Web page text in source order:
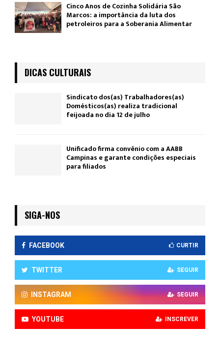
Cinco Anos de Cozinha Solidária São
Marcos: a importância da luta dos
petroleiros para a Soberania Alimentar
DICAS CULTURAIS
Sindicato dos(as) Trabalhadores(as)
Domésticos(as) realiza tradicional
feijoada no dia 12 de julho
Unificado firma convênio com a AABB
Campinas e garante condições especiais
para filiados
SIGA-NOS
FACEBOOK CURTIR
TWITTER SEGUIR
INSTAGRAM SEGUIR
YOUTUBE INSCREVER